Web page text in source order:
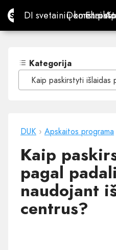
Site.proDI svetainių
DI svetainiųDomenai
Domenai
El.
El.
Kategorija
Kaip paskirstyti išlaidas
DUK › Apskaitos programa
Kaip
pagal
naudojant
centrus?